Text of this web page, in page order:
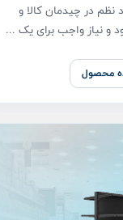
در چیدمان کالا و
و نیاز واجب برای یک ...
محصول